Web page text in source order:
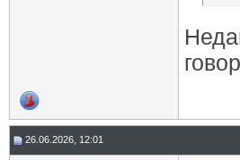
26.06.2026, 12:01